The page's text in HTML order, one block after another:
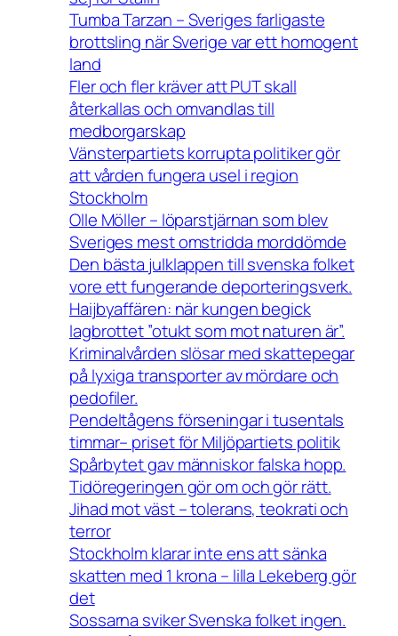
Tumba Tarzan – Sveriges farligaste
brottsling när Sverige var ett homogent
land
Fler och fler kräver att PUT skall
återkallas och omvandlas till
medborgarskap
Vänsterpartiets korrupta politiker gör
att vården fungera usel i region
Stockholm
Olle Möller – löparstjärnan som blev
Sveriges mest omstridda morddömde
Den bästa julklappen till svenska folket
vore ett fungerande deporteringsverk.
Haijbyaffären: när kungen begick
lagbrottet ”otukt som mot naturen är”.
Kriminalvården slösar med skattepegar
på lyxiga transporter av mördare och
pedofiler.
Pendeltågens förseningar i tusentals
timmar– priset för Miljöpartiets politik
Spårbytet gav människor falska hopp.
Tidöregeringen gör om och gör rätt.
Jihad mot väst – tolerans, teokrati och
terror
Stockholm klarar inte ens att sänka
skatten med 1 krona – lilla Lekeberg gör
det
Sossarna sviker Svenska folket ingen.